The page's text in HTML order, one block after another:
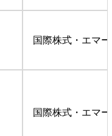
国際株式・エマ
国際株式・エマ